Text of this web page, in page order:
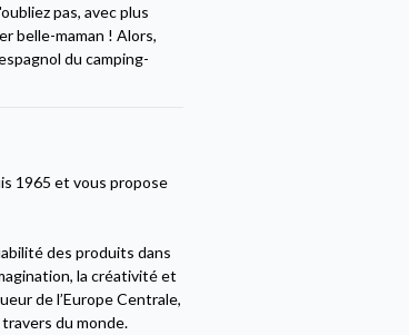
pas, avec plus
belle-maman ! Alors,
du camping-
1965 et vous propose
des produits dans
la créativité et
de l’Europe Centrale,
du monde.